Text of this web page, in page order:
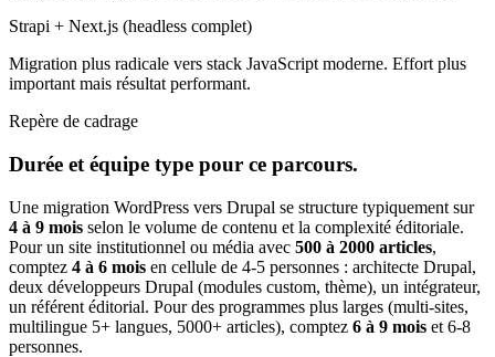
Strapi + Next.js (headless complet)
Migration plus radicale vers stack JavaScript moderne. Effort plus
important mais résultat performant.
Repère de cadrage
Durée et équipe type pour ce parcours.
Une migration WordPress vers Drupal se structure typiquement sur
4 à 9 mois selon le volume de contenu et la complexité éditoriale.
Pour un site institutionnel ou média avec 500 à 2000 articles,
comptez 4 à 6 mois en cellule de 4-5 personnes : architecte Drupal,
deux développeurs Drupal (modules custom, thème), un intégrateur,
un référent éditorial. Pour des programmes plus larges (multi-sites,
multilingue 5+ langues, 5000+ articles), comptez 6 à 9 mois et 6-8
personnes.